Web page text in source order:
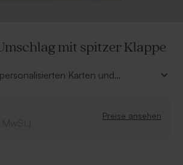
mit spitzer Klappe
Karten und
mit einem hübschen
Preise ansehen